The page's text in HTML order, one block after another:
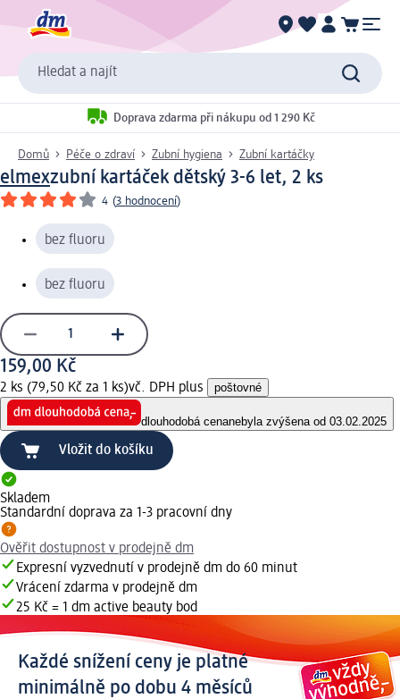
Hledat a najít
Doprava zdarma při nákupu od 1 290 Kč
Domů Péče o zdraví Zubní hygiena Zubní kartáčky
elmexzubní kartáček dětský 3-6 let, 2 ks
4 (3 hodnocení)
bez fluoru
bez fluoru
159,00 Kč
2 ks (79,50 Kč za 1 ks)vč. DPH plus poštovné
dlouhodobá cenanebyla zvýšena od 03.02.2025
Vložit do košíku
Skladem
Standardní doprava za 1-3 pracovní dny
Ověřit dostupnost v prodejně dm
Expresní vyzvednutí v prodejně dm do 60 minut
Vrácení zdarma v prodejně dm
25 Kč = 1 dm active beauty bod
Každé snížení ceny je platné
minimálně po dobu 4 měsíců